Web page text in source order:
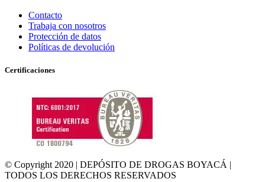
Contacto
Trabaja con nosotros
Protección de datos
Políticas de devolución
Certificaciones
© Copyright 2020 | DEPÓSITO DE DROGAS BOYACÁ |
TODOS LOS DERECHOS RESERVADOS